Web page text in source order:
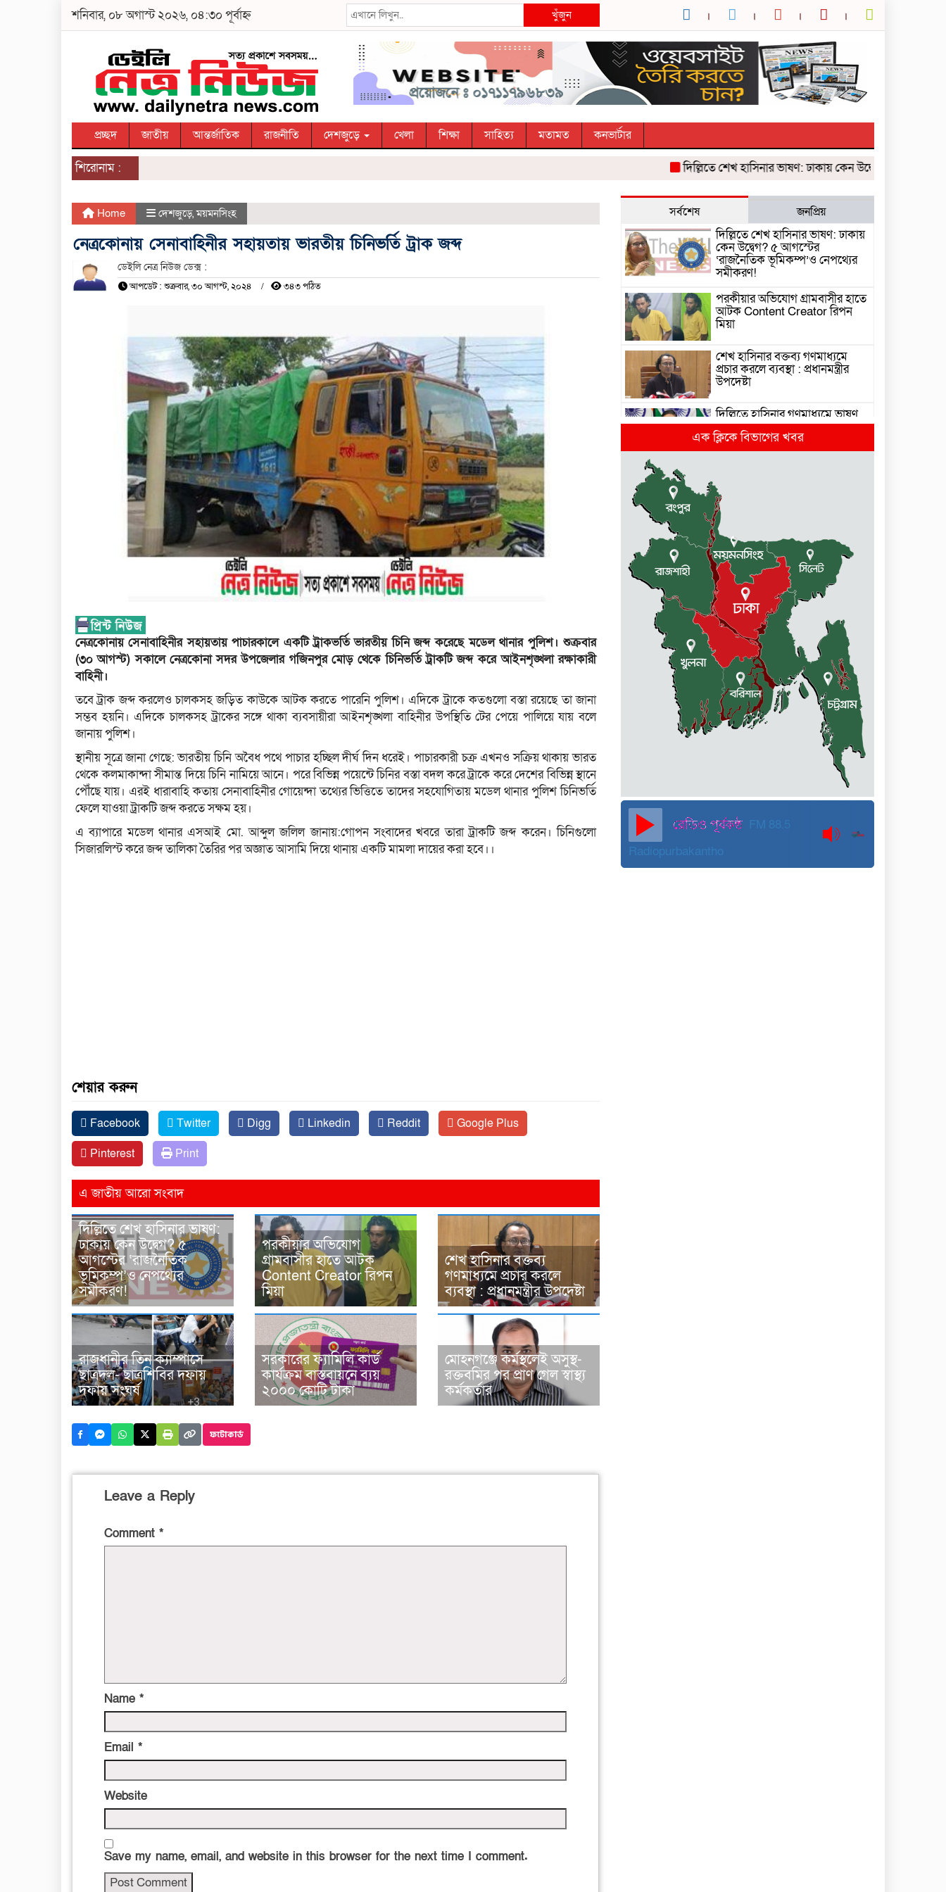
শনিবার, ০৮ অগাস্ট ২০২৬, ০৪:৩০ পূর্বাহ্ন খুঁজুন
প্রচ্ছদ জাতীয় আন্তর্জাতিক রাজনীতি দেশজুড়ে খেলা শিক্ষা সাহিত্য মতামত কনভার্টার
শিরোনাম : দিল্লিতে শেখ হাসিনার ভাষণ: ঢাকায় কেন উদ্বেগ? ৫ আগস্টের
Home দেশজুড়ে,ময়মনসিংহ
নেত্রকোনায় সেনাবাহিনীর সহায়তায় ভারতীয় চিনিভর্তি ট্রাক জব্দ
ডেইলি নেত্র নিউজ ডেক্স :
আপডেট : শুক্রবার, ৩০ আগস্ট, ২০২৪ ৩৪৩ পঠিত
নেত্রকোনায় সেনাবাহিনীর সহায়তায় পাচারকালে একটি ট্রাকভর্তি ভারতীয় চিনি জব্দ করেছে মডেল থানার পুলিশ। শুক্রবার
(৩০ আগস্ট) সকালে নেত্রকোনা সদর উপজেলার গজিনপুর মোড় থেকে চিনিভর্তি ট্রাকটি জব্দ করে আইনশৃঙ্খলা রক্ষাকারী
বাহিনী।
তবে ট্রাক জব্দ করলেও চালকসহ জড়িত কাউকে আটক করতে পারেনি পুলিশ। এদিকে ট্রাকে কতগুলো বস্তা রয়েছে তা জানা
সম্ভব হয়নি। এদিকে চালকসহ ট্রাকের সঙ্গে থাকা ব্যবসায়ীরা আইনশৃঙ্খলা বাহিনীর উপস্থিতি টের পেয়ে পালিয়ে যায় বলে
জানায় পুলিশ।
স্থানীয় সূত্রে জানা গেছে: ভারতীয় চিনি অবৈধ পথে পাচার হচ্ছিল দীর্ঘ দিন ধরেই। পাচারকারী চক্র এখনও সক্রিয় থাকায় ভারত
থেকে কলমাকান্দা সীমান্ত দিয়ে চিনি নামিয়ে আনে। পরে বিভিন্ন পয়েন্টে চিনির বস্তা বদল করে ট্রাকে করে দেশের বিভিন্ন স্থানে
পৌঁছে যায়। এরই ধারাবাহি কতায় সেনাবাহিনীর গোয়েন্দা তথ্যের ভিত্তিতে তাদের সহযোগিতায় মডেল থানার পুলিশ চিনিভর্তি
ফেলে যাওয়া ট্রাকটি জব্দ করতে সক্ষম হয়।
এ ব্যাপারে মডেল থানার এসআই মো. আব্দুল জলিল জানায়:গোপন সংবাদের খবরে তারা ট্রাকটি জব্দ করেন। চিনিগুলো
সিজারলিস্ট করে জব্দ তালিকা তৈরির পর অজ্ঞাত আসামি দিয়ে থানায় একটি মামলা দায়ের করা হবে।।
শেয়ার করুন
Facebook Twitter Digg Linkedin Reddit
Google Plus
Pinterest
Print
এ জাতীয় আরো সংবাদ
দিল্লিতে শেখ হাসিনার ভাষণ:
ঢাকায় কেন উদ্বেগ? ৫
আগস্টের ‘রাজনৈতিক
ভূমিকম্প’ও নেপথ্যের
সমীকরণ!
পরকীয়ার অভিযোগ
গ্রামবাসীর হাতে আটক
Content Creator রিপন
মিয়া
শেখ হাসিনার বক্তব্য
গণমাধ্যমে প্রচার করলে
ব্যবস্থা : প্রধানমন্ত্রীর উপদেষ্টা
রাজধানীর তিন ক্যাম্পাসে
ছাত্রদল- ছাত্রশিবির দফায়
দফায় সংঘর্ষ
সরকারের ফ্যামিলি কার্ড
কার্যক্রম বাস্তবায়নে ব্যয়
২০০০ কোটি টাকা
মোহনগঞ্জে কর্মস্থলেই অসুস্থ-
রক্তবমির পর প্রাণ গেল স্বাস্থ্য
কর্মকর্তার
ফটোকার্ড
Leave a Reply
Comment *
Name *
Email *
Website
Save my name, email, and website in this browser for the next time I comment.
সর্বশেষ জনপ্রিয়
দিল্লিতে শেখ হাসিনার ভাষণ: ঢাকায়
কেন উদ্বেগ? ৫ আগস্টের
‘রাজনৈতিক ভূমিকম্প’ও নেপথ্যের
সমীকরণ!
পরকীয়ার অভিযোগ গ্রামবাসীর হাতে
আটক Content Creator রিপন
মিয়া
শেখ হাসিনার বক্তব্য গণমাধ্যমে
প্রচার করলে ব্যবস্থা : প্রধানমন্ত্রীর
উপদেষ্টা
দিল্লিতে হাসিনার গণমাধ্যমে ভাষণ
নিয়ে যা বলছে ভারত
ছাত্রশিবির দফায় দফায় সংঘর্ষ
সরকারের ফ্যামিলি কার্ড কার্যক্রম
বাস্তবায়নে ব্যয় ২০০০ কোটি টাকা
মোহনগঞ্জে কর্মস্থলেই অসুস্থ-
রক্তবমির পর প্রাণ গেল স্বাস্থ্য
কর্মকর্তার
কুড়িগ্রামে বন্যাদুর্গতদের জন্য
বরাদ্দকৃত ৩০ মেট্রিক টন
চাল,একমুঠোও জোটেনি ক্ষতিগ্রস্ত
মানুষের ভাগ্যে
জুলাই ব্যবসা ও হাদি ব্যবসা চালু
রাখতে হবে: মাহমুদা মিতু
দুবাইয়ে কারাগার থেকে মুক্তি
মহাপরিদর্শক বেনজীর আহমেদ
এক ক্লিকে বিভাগের খবর
FM 88.5
Radiopurbakantho